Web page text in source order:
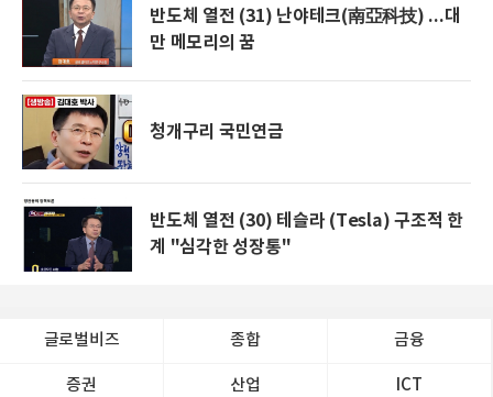
반도체 열전 (31) 난야테크(南亞科技) ...대
만 메모리의 꿈
청개구리 국민연금
반도체 열전 (30) 테슬라 (Tesla) 구조적 한
계 "심각한 성장통"
글로벌비즈 종합 금융
증권 산업 ICT